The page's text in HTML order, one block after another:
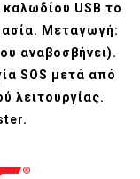
USB το
Μεταγωγή:
αναβοσβήνει).
SOS μετά από
λειτουργίας.